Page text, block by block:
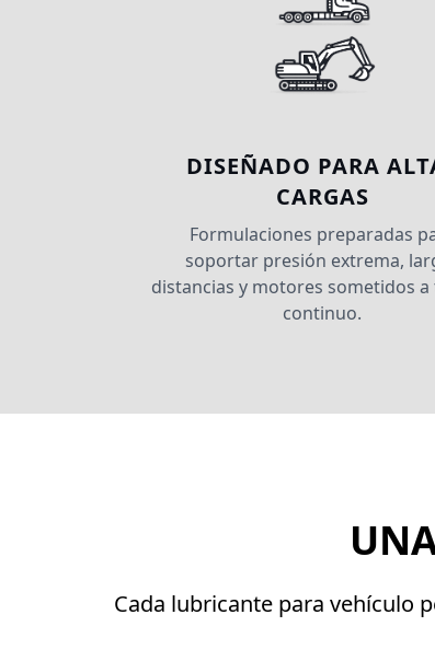
DISEÑADO PARA
CARGAS
Formulaciones preparadas
soportar presión extrema,
distancias y motores sometidos
continuo.
Cada lubricante para vehículo